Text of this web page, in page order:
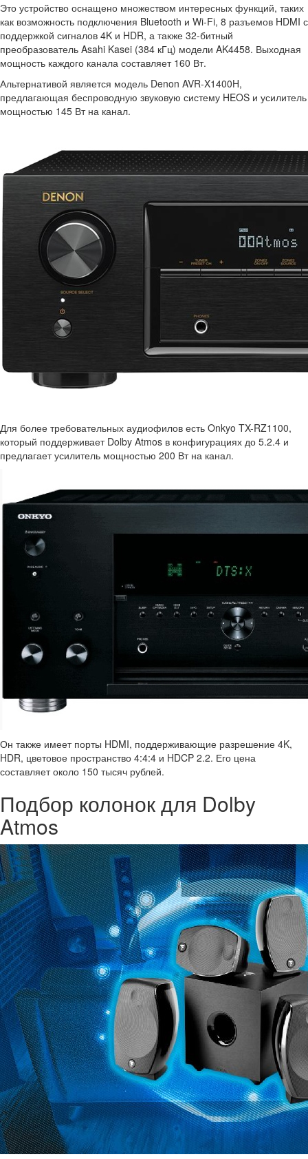
Это устройство оснащено множеством интересных функций, таких
как возможность подключения Bluetooth и Wi-Fi, 8 разъемов HDMI с
поддержкой сигналов 4K и HDR, а также 32-битный
преобразователь Asahi Kasei (384 кГц) модели AK4458. Выходная
мощность каждого канала составляет 160 Вт.
Альтернативой является модель Denon AVR-X1400H,
предлагающая беспроводную звуковую систему HEOS и усилитель
мощностью 145 Вт на канал.
Для более требовательных аудиофилов есть Onkyo TX-RZ1100,
который поддерживает Dolby Atmos в конфигурациях до 5.2.4 и
предлагает усилитель мощностью 200 Вт на канал.
Он также имеет порты HDMI, поддерживающие разрешение 4K,
HDR, цветовое пространство 4:4:4 и HDCP 2.2. Его цена
составляет около 150 тысяч рублей.
Подбор колонок для Dolby
Atmos